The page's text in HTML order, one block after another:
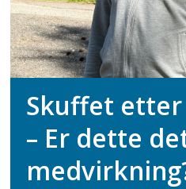
Skuffet etter
– Er dette